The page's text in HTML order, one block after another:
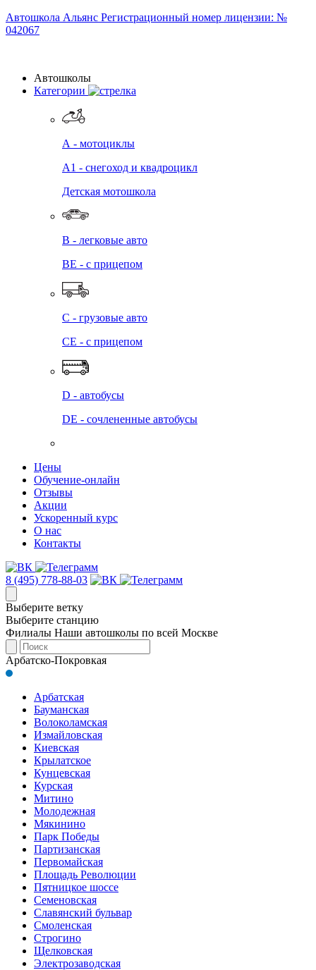
Автошкола Альянс Регистрационный номер лицензии: №
042067
Автошколы
Категории
А - мотоциклы
A1 - снегоход и квадроцикл
Детская мотошкола
B - легковые авто
BE - с прицепом
C - грузовые авто
СЕ - с прицепом
D - автобусы
DE - сочлененные автобусы
Цены
Обучение-онлайн
Отзывы
Акции
Ускоренный курс
О нас
Контакты
8 (495) 778-88-03
Выберите ветку
Выберите станцию
Филиалы Наши автошколы по всей Москве
Арбатско-Покровкая
Арбатская
Бауманская
Волоколамская
Измайловская
Киевская
Крылатское
Кунцевская
Курская
Митино
Молодежная
Мякинино
Парк Победы
Партизанская
Первомайская
Площадь Революции
Пятницкое шоссе
Семеновская
Славянский бульвар
Смоленская
Строгино
Щелковская
Электро­заводская